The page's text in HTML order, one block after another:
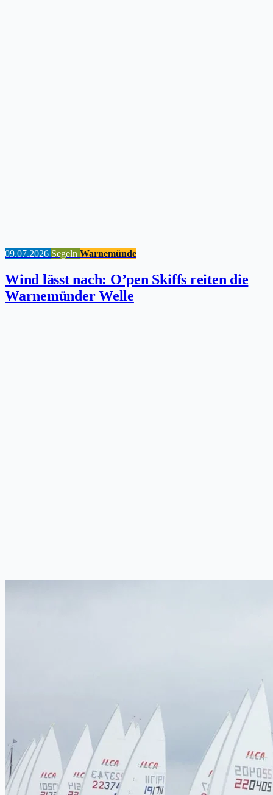
09.07.2026 Segeln Warnemünde
Wind lässt nach: O’pen Skiffs reiten die
Warnemünder Welle